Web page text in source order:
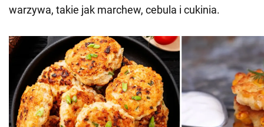
warzywa, takie jak marchew, cebula i cukinia.